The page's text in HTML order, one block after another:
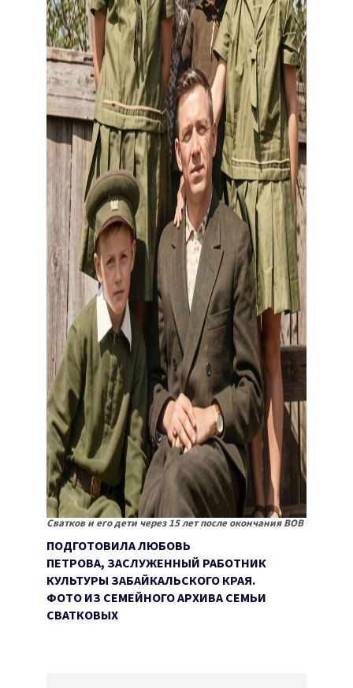
Сватков и его дети через 15 лет после окончания ВОВ
ПОДГОТОВИЛА ЛЮБОВЬ
ПЕТРОВА,ЗАСЛУЖЕННЫЙ РАБОТНИК
КУЛЬТУРЫ ЗАБАЙКАЛЬСКОГО КРАЯ.
ФОТО ИЗ СЕМЕЙНОГО АРХИВА СЕМЬИ
СВАТКОВЫХ